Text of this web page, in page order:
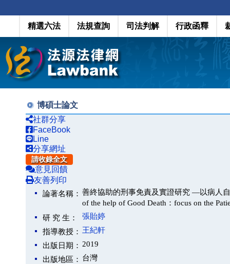
精選六法 法規查詢 司法判解 行政函釋
博碩士論文
社群分享
FaceBook
Line
分享網址
請收錄全文
意見回饋
友善列印
論著名稱： 善終協助的刑事免責及實證研究 —以病人
of the help of Good Death：focus on the
研 究 生：
張貽婷
指導教授： 王紀軒
出版日期： 2019
出版地區： 台灣